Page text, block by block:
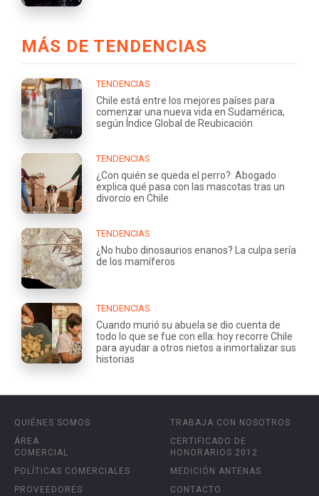
MÁS DE TENDENCIAS
TENDENCIAS
Chile está entre los mejores países para
comenzar una nueva vida en Sudamérica,
según Índice Global de Reubicación
TENDENCIAS
¿Con quién se queda el perro?: Abogado
explica qué pasa con las mascotas tras un
divorcio en Chile
TENDENCIAS
¿No hubo dinosaurios enanos? La culpa sería
de los mamíferos
TENDENCIAS
Cuando murió su abuela se dio cuenta de
todo lo que se fue con ella: hoy recorre Chile
para ayudar a otros nietos a inmortalizar sus
historias
QUIÉNES SOMOS
ÁREA
COMERCIAL
POLÍTICAS COMERCIALES
PROVEEDORES
TRABAJA CON NOSOTROS
CERTIFICADO DE
HONORARIOS 2012
MEDICIÓN ANTENAS
CONTACTO